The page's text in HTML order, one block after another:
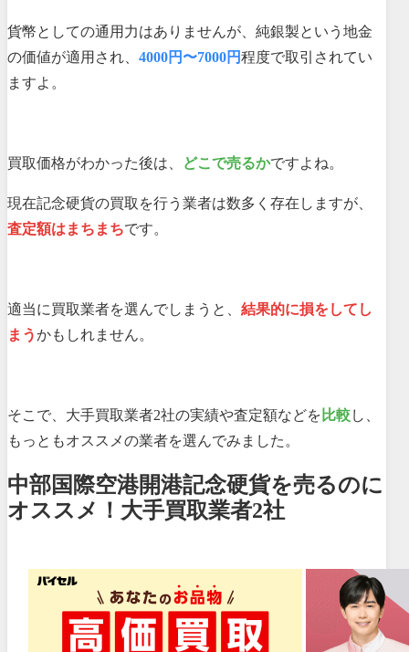
貨幣としての通用力はありませんが、純銀製という地金
の価値が適用され、 4000円〜7000円程度で取引されてい
ますよ。
買取価格がわかった後は、 どこで売るかですよね。
現在記念硬貨の買取を行う業者は数多く存在しますが、
査定額はまちまちです。
適当に買取業者を選んでしまうと、 結果的に損をしてし
まうかもしれません。
そこで、大手買取業者2社の実績や査定額などを 比較し、
もっともオススメの業者を選んでみました。
中部国際空港開港記念硬貨を売るのに
オススメ！大手買取業者2社